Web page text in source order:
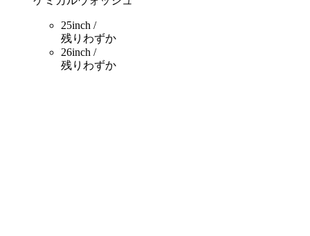
25inch /
残りわずか
26inch /
残りわずか